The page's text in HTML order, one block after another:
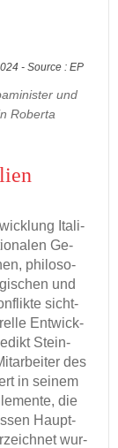
- Source : EP
und
Roberta
Ita­li­
Ge­
phi­lo­so­
und
sicht­
Ent­wick­
Stein­
des
in sei­nem
die
Haupt­
wur­